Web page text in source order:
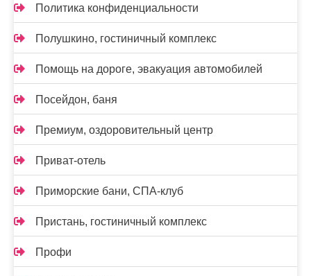
Политика конфиденциальности
Полушкино, гостиничный комплекс
Помощь на дороге, эвакуация автомобилей
Посейдон, баня
Премиум, оздоровительный центр
Приват-отель
Приморские бани, СПА-клуб
Пристань, гостиничный комплекс
Профи